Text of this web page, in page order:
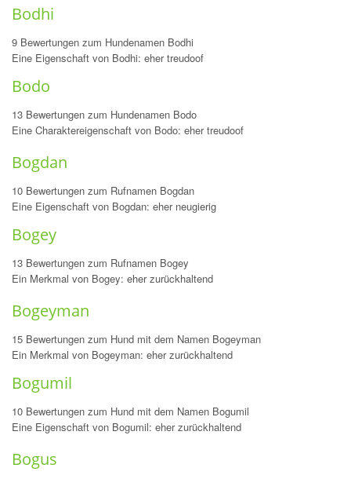
Bodhi
9 Bewertungen zum Hundenamen Bodhi
Eine Eigenschaft von Bodhi: eher treudoof
Bodo
13 Bewertungen zum Hundenamen Bodo
Eine Charaktereigenschaft von Bodo: eher treudoof
Bogdan
10 Bewertungen zum Rufnamen Bogdan
Eine Eigenschaft von Bogdan: eher neugierig
Bogey
13 Bewertungen zum Rufnamen Bogey
Ein Merkmal von Bogey: eher zurückhaltend
Bogeyman
15 Bewertungen zum Hund mit dem Namen Bogeyman
Ein Merkmal von Bogeyman: eher zurückhaltend
Bogumil
10 Bewertungen zum Hund mit dem Namen Bogumil
Eine Eigenschaft von Bogumil: eher zurückhaltend
Bogus